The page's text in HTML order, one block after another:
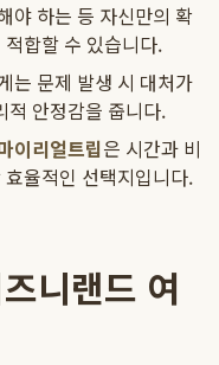
야 하는 등 자신만의 확
합할 수 있습니다.
는 문제 발생 시 대처가
적 안정감을 줍니다.
이리얼트립은 시간과 비
율적인 선택지입니다.
니랜드 여